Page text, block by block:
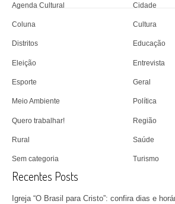
Agenda Cultural Cidade
Coluna Cultura
Distritos Educação
Eleição Entrevista
Esporte Geral
Meio Ambiente Política
Quero trabalhar! Região
Rural Saúde
Sem categoria Turismo
Recentes Posts
Igreja “O Brasil para Cristo”: confira dias e